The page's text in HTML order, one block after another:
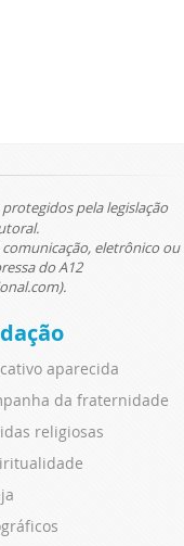
pela legislação
eletrônico ou
do A12
aparecida
da fraternidade
religiosas